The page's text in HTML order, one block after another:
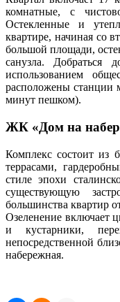
комнатные, с
Остекленные и
квартире, начиная со
большой площади,
санузла.
использованием
расположены станции
минут пешком).
ЖК «Дом на
Комплекс состоит из
террасами,
стиле эпохи
существующую
большинства квартир
Озеленение включает
и кустарники,
непосредственной
набережная.